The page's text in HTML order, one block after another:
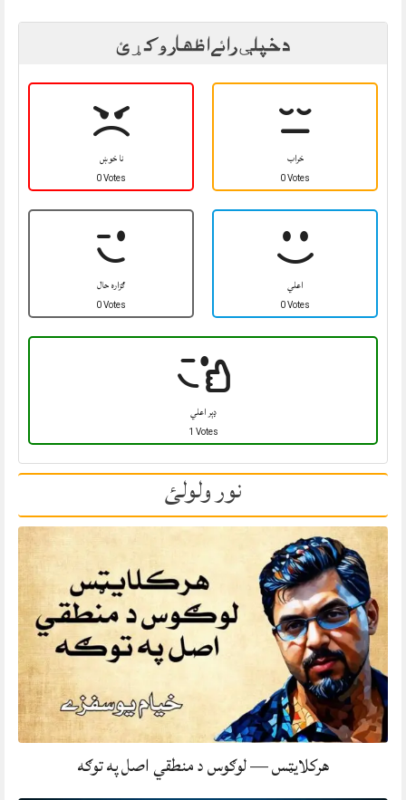
د خپلې رائے اظهار وکړئ
نا خوښ
0 Votes
خراب
0 Votes
ګزاره حال
0 Votes
اعلي
0 Votes
ډېر اعلي
1 Votes
نور ولولئ
هرکلایټس — لوګوس د منطقي اصل په توګه